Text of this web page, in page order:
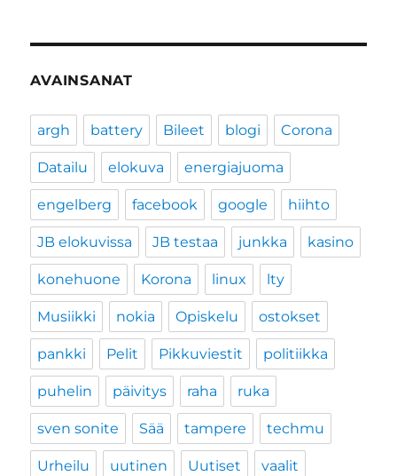
AVAINSANAT
argh battery Bileet blogi Corona
Datailu elokuva energiajuoma
engelberg facebook google hiihto
JB elokuvissa JB testaa junkka kasino
konehuone Korona linux lty
Musiikki nokia Opiskelu ostokset
pankki Pelit Pikkuviestit politiikka
puhelin päivitys raha ruka
sven sonite Sää tampere techmu
Urheilu uutinen Uutiset vaalit